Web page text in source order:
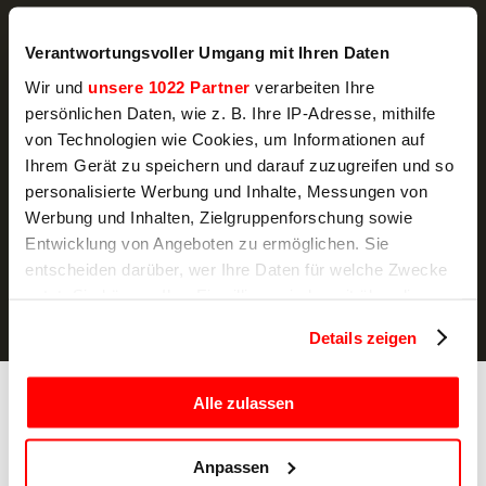
Verantwortungsvoller Umgang mit Ihren Daten
Wir und unsere 1022 Partner verarbeiten Ihre
persönlichen Daten, wie z. B. Ihre IP-Adresse, mithilfe
von Technologien wie Cookies, um Informationen auf
Ihrem Gerät zu speichern und darauf zuzugreifen und so
personalisierte Werbung und Inhalte, Messungen von
Werbung und Inhalten, Zielgruppenforschung sowie
Entwicklung von Angeboten zu ermöglichen. Sie
entscheiden darüber, wer Ihre Daten für welche Zwecke
Trigger Symbol ändern oder widerrufen
Wenn Sie es erlauben, würden wir auch gerne:
Informationen über Ihre geografische Lage
Details zeigen
Alle zulassen
Anpassen
NEWSLETTER
Aktionsangebote und Neuigkeiten, direkt per
E-Mail
Ich bestätige, die Datenschutzerklärung
gelesen zu haben und
erkläre mich mit der Verarbeitung meiner personenbezogenen
Daten zu Marketingzwecken einverstanden.
Öfen